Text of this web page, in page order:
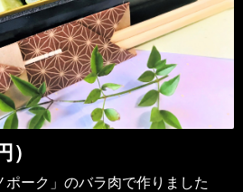
ーク」のバラ肉で作りました